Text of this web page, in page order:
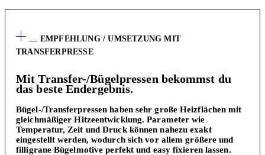
EMPFEHLUNG / UMSETZUNG MIT
TRANSFERPRESSE
Mit Transfer-/Bügelpressen bekommst du
das beste Endergebnis.
Bügel-/Transferpressen haben sehr große Heizflächen mit
gleichmäßiger Hitzeentwicklung. Parameter wie
Temperatur, Zeit und Druck können nahezu exakt
eingestellt werden, wodurch sich vor allem größere und
filligrane Bügelmotive perfekt und easy fixieren lassen.